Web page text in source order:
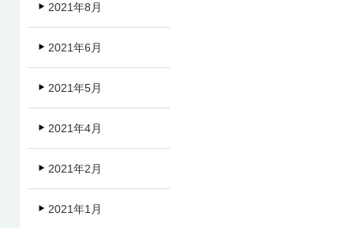
2021年8月
2021年6月
2021年5月
2021年4月
2021年2月
2021年1月